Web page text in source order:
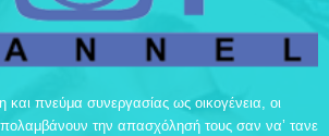
και πνεύμα συνεργασίας ως οικογένεια, οι
την απασχόλησή τους σαν να’ τανε